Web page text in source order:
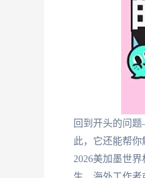
回到开头的问
此，它还能帮
2026美加墨世